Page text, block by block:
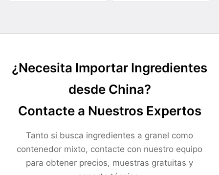
¿Necesita Importar Ingredientes
desde China?
Contacte a Nuestros Expertos
Tanto si busca ingredientes a granel como
contenedor mixto, contacte con nuestro equipo
para obtener precios, muestras gratuitas y